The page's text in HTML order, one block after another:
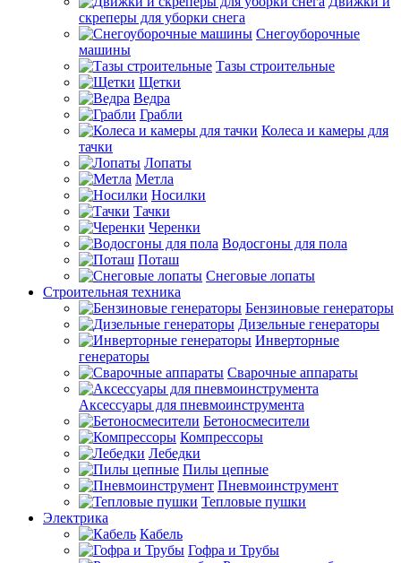
скреперы для уборки снега
Снегоуборочные
машины
Тазы строительные
Щетки
Ведра
Грабли
Колеса и камеры для
тачки
Лопаты
Метла
Носилки
Тачки
Черенки
Водосгоны для пола
Поташ
Снеговые лопаты
Строительная техника
Бензиновые генераторы
Дизельные генераторы
Инверторные
генераторы
Сварочные аппараты
Аксессуары для пневмоинструмента
Бетоносмесители
Компрессоры
Лебедки
Пилы цепные
Пневмоинструмент
Тепловые пушки
Электрика
Кабель
Гофра и Трубы